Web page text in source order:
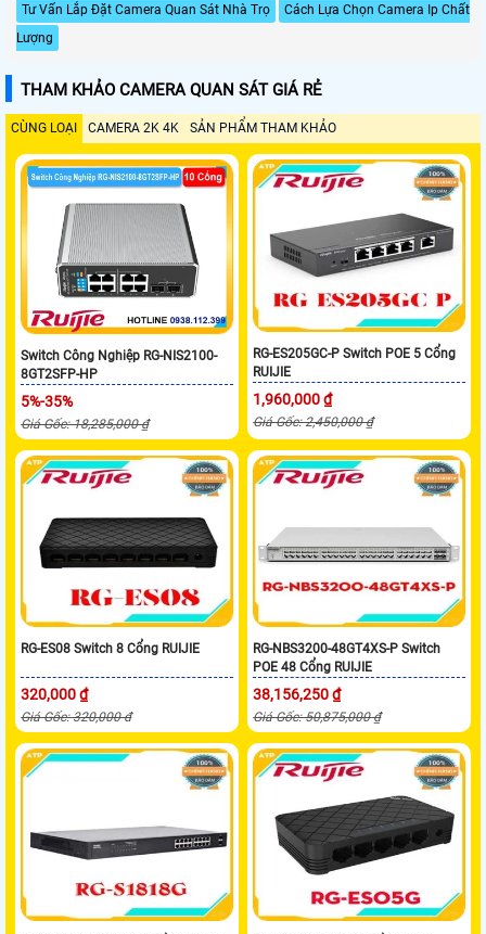
Tư Vấn Lắp Đặt Camera Quan Sát Nhà Trọ
Cách Lựa Chọn Camera Ip Chất
Lượng
THAM KHẢO CAMERA QUAN SÁT GIÁ RẺ
CÙNG LOẠI CAMERA 2K 4K SẢN PHẨM THAM KHẢO
Switch Công Nghiệp RG-NIS2100-
8GT2SFP-HP
5%-35%
Giá Gốc: 18,285,000 ₫
RG-ES205GC-P Switch POE 5 Cổng
RUIJIE
1,960,000 ₫
Giá Gốc: 2,450,000 ₫
RG-ES08 Switch 8 Cổng RUIJIE
320,000 ₫
Giá Gốc: 320,000 đ
RG-NBS3200-48GT4XS-P Switch
POE 48 Cổng RUIJIE
38,156,250 ₫
Giá Gốc: 50,875,000 ₫